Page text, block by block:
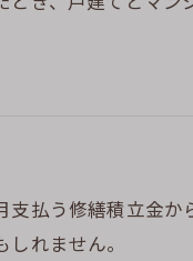
支払う修繕積立金
れません。